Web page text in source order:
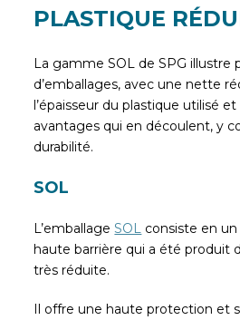
PLASTIQUE
La gamme SOL de SPG
d’emballages, avec une nette
l’épaisseur du plastique utilisé
avantages qui en découlent, y
durabilité.
SOL
L’emballageSOL
consiste en
haute barrière qui a été produit
très réduite.
Il offre une haute protection et